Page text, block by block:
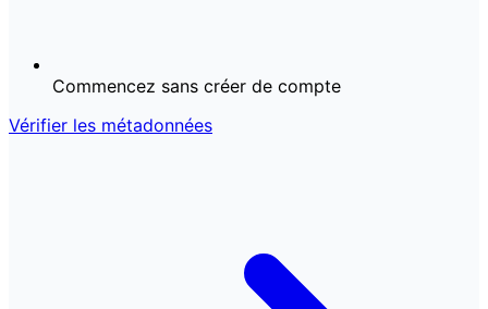
Commencez sans créer de compte
Vérifier les métadonnées